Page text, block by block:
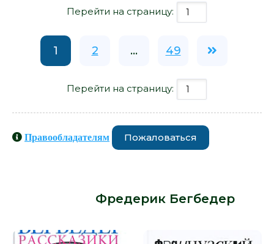
Перейти на страницу:
1 2 ... 49
Перейти на страницу:
Правообладателям Пожаловаться
Фредерик Бегбедер: